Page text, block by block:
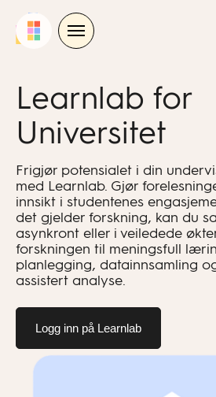
Learnlab for
Universitet
Frigjør potensialet i din
med Learnlab. Gjør
innsikt i studentenes
det gjelder forskning, kan du
asynkront eller i veiledede
forskningen til meningsfull
planlegging, datainnsamling
assistert analyse.
Logg inn på Learnlab